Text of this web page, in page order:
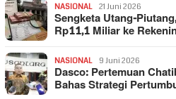
NASIONAL 21 Juni 2026
Sengketa Utang-
Rp11,1 Miliar ke
NASIONAL 9 Juni 2026
Dasco: Pertemuan
Bahas Strategi